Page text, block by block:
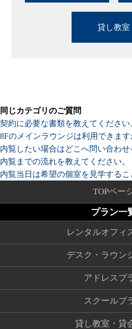
貸し教室
同じカテゴリのご質問
契約に必要な書類を教えてください
8Fのメインラウンジは利用できます
内覧したい場合はどこへ問い合わ
内覧までの流れを教えてください。
内覧当日は希望の個室を見学するこ
TOPペー
プラン一
レンタルオフィ
デスク・ラウン
アドレスプ
スクールプ
貸し教室・貸